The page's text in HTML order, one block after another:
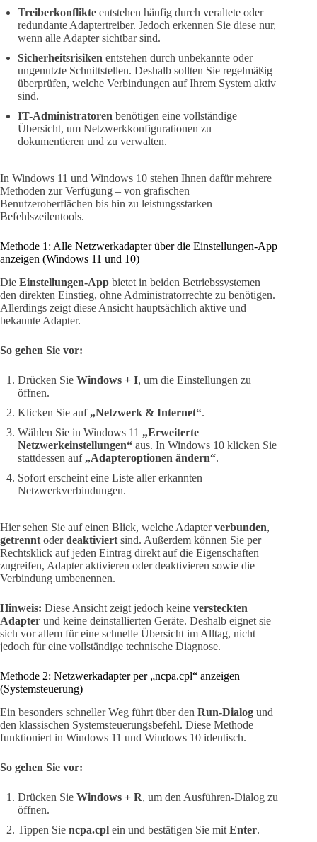
Treiberkonflikte entstehen häufig durch veraltete oder
redundante Adaptertreiber. Jedoch erkennen Sie diese nur,
wenn alle Adapter sichtbar sind.
Sicherheitsrisiken entstehen durch unbekannte oder
ungenutzte Schnittstellen. Deshalb sollten Sie regelmäßig
überprüfen, welche Verbindungen auf Ihrem System aktiv
sind.
IT-Administratoren benötigen eine vollständige
Übersicht, um Netzwerkkonfigurationen zu
dokumentieren und zu verwalten.
In Windows 11 und Windows 10 stehen Ihnen dafür mehrere
Methoden zur Verfügung – von grafischen
Benutzeroberflächen bis hin zu leistungsstarken
Befehlszeilentools.
Methode 1: Alle Netzwerkadapter über die Einstellungen-App
anzeigen (Windows 11 und 10)
Die Einstellungen-App bietet in beiden Betriebssystemen
den direkten Einstieg, ohne Administratorrechte zu benötigen.
Allerdings zeigt diese Ansicht hauptsächlich aktive und
bekannte Adapter.
So gehen Sie vor:
Drücken Sie Windows + I, um die Einstellungen zu
öffnen.
Klicken Sie auf „Netzwerk & Internet“.
Wählen Sie in Windows 11 „Erweiterte
Netzwerkeinstellungen“ aus. In Windows 10 klicken Sie
stattdessen auf „Adapteroptionen ändern“.
Sofort erscheint eine Liste aller erkannten
Netzwerkverbindungen.
Hier sehen Sie auf einen Blick, welche Adapterverbunden,
getrennt oderdeaktiviert sind. Außerdem können Sie per
Rechtsklick auf jeden Eintrag direkt auf die Eigenschaften
zugreifen, Adapter aktivieren oder deaktivieren sowie die
Verbindung umbenennen.
Hinweis: Diese Ansicht zeigt jedoch keine versteckten
Adapter und keine deinstallierten Geräte. Deshalb eignet sie
sich vor allem für eine schnelle Übersicht im Alltag, nicht
jedoch für eine vollständige technische Diagnose.
Methode 2: Netzwerkadapter per „ncpa.cpl“ anzeigen
(Systemsteuerung)
Ein besonders schneller Weg führt über den Run-Dialog und
den klassischen Systemsteuerungsbefehl. Diese Methode
funktioniert in Windows 11 und Windows 10 identisch.
So gehen Sie vor:
Drücken Sie Windows + R, um den Ausführen-Dialog zu
öffnen.
Tippen Sie ncpa.cpl ein und bestätigen Sie mit Enter.